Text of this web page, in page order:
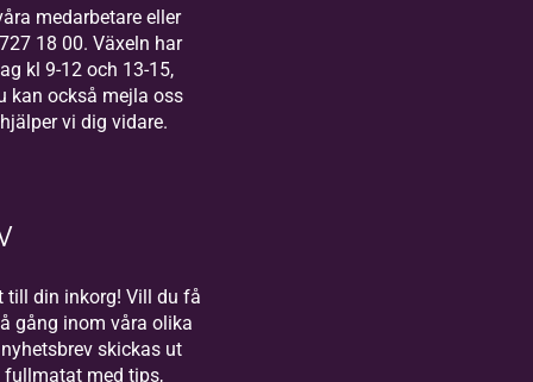
Bilda Stockholm! I
Stockholm finns
vårt regionkontor
för Bilda Öst.
Bilda
Uppsala
medarbetare eller
18 00. Växeln har
kl 9-12 och 13-15,
kan också mejla oss
vi dig vidare.
till din inkorg! Vill du få
gång inom våra olika
skickas ut
fullmatat med tips,